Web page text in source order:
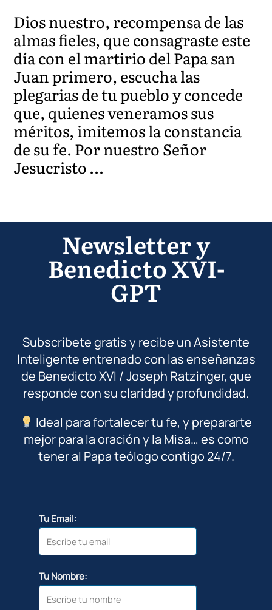
Dios nuestro, recompensa de las
almas fieles, que consagraste este
día con el martirio del Papa san
Juan primero, escucha las
plegarias de tu pueblo y concede
que, quienes veneramos sus
méritos, imitemos la constancia
de su fe. Por nuestro Señor
Jesucristo …
Newsletter y
Benedicto XVI-
GPT
Subscríbete gratis y recibe un Asistente
Inteligente entrenado con las enseñanzas
de Benedicto XVI / Joseph Ratzinger, que
responde con su claridad y profundidad.
Ideal para fortalecer tu fe, y prepararte
mejor para la oración y la Misa… es como
tener al Papa teólogo contigo 24/7.
Tu Email:
Tu Nombre: